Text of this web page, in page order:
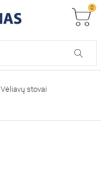
0
Vėliavų stovai